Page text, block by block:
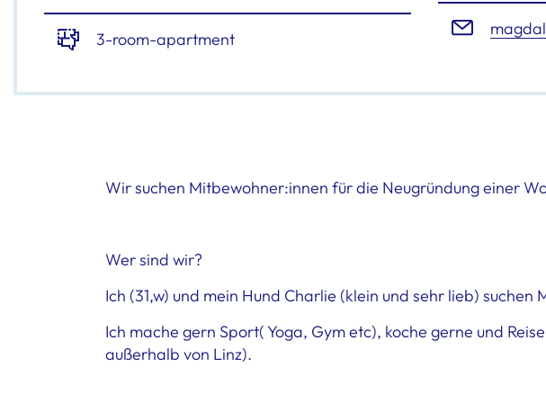
3-room-apartment
Wir suchen Mitbewohner:innen für die Neugründung einer
Wer sind wir?
Ich (31,w) und mein Hund Charlie (klein und sehr lieb)
Ich mache gern Sport( Yoga, Gym etc), koche gerne und
außerhalb von Linz).